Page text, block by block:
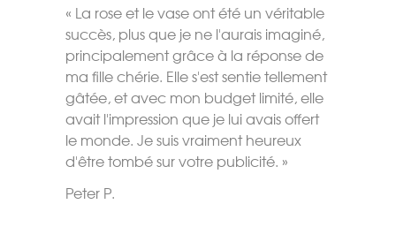
« La rose et le vase ont été un véritable
succès, plus que je ne l'aurais imaginé,
principalement grâce à la réponse de
ma fille chérie. Elle s'est sentie tellement
gâtée, et avec mon budget limité, elle
avait l'impression que je lui avais offert
le monde. Je suis vraiment heureux
d'être tombé sur votre publicité. »
Peter P.